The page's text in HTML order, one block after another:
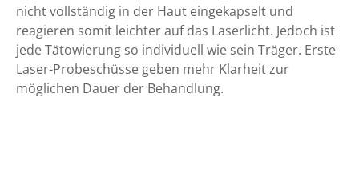
nicht vollständig in der Haut eingekapselt und
reagieren somit leichter auf das Laserlicht. Jedoch ist
jede Tätowierung so individuell wie sein Träger. Erste
Laser-Probeschüsse geben mehr Klarheit zur
möglichen Dauer der Behandlung.